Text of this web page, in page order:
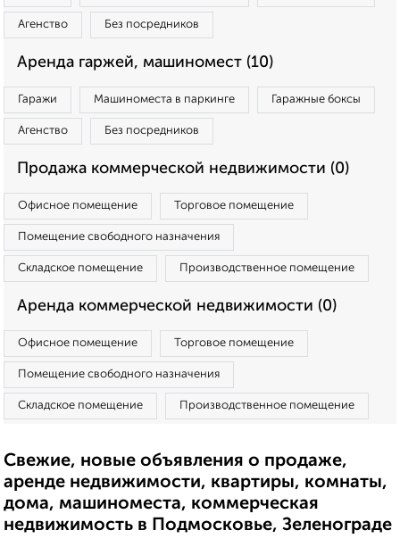
Агенство Без посредников
Аренда гаржей, машиномест (10)
Гаражи Машиноместа в паркинге Гаражные боксы
Агенство Без посредников
Продажа коммерческой недвижимости (0)
Офисное помещение Торговое помещение
Помещение свободного назначения
Складское помещение Производственное помещение
Аренда коммерческой недвижимости (0)
Офисное помещение Торговое помещение
Помещение свободного назначения
Складское помещение Производственное помещение
Свежие, новые объявления о продаже,
аренде недвижимости, квартиры, комнаты,
дома, машиноместа, коммерческая
недвижимость в Подмосковье, Зеленограде